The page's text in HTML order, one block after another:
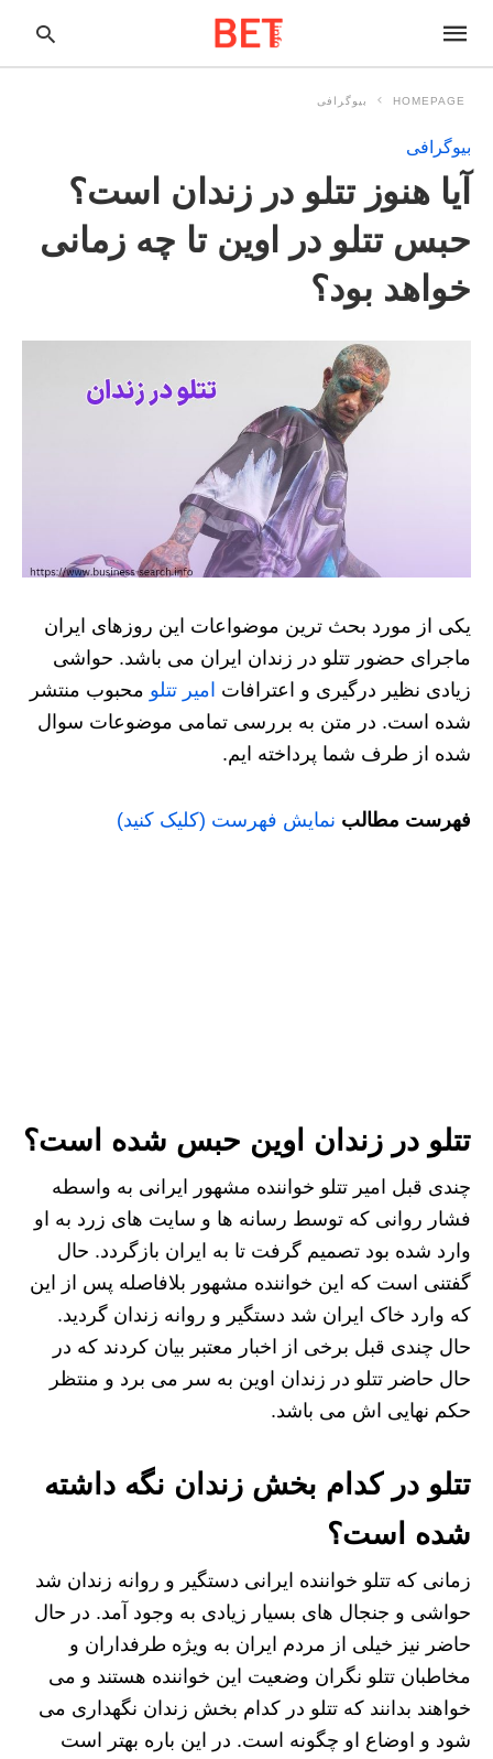
HOMEPAGE بیوگرافی
بیوگرافی
آیا هنوز تتلو در زندان است؟
حبس تتلو در اوین تا چه زمانی
خواهد بود؟
یکی از مورد بحث ترین موضواعات این روزهای ایران
ماجرای حضور تتلو در زندان ایران می باشد. حواشی
زیادی نظیر درگیری و اعترافات امیر تتلو محبوب منتشر
شده است. در متن به بررسی تمامی موضوعات سوال
شده از طرف شما پرداخته ایم.
فهرست مطالب نمایش فهرست (کلیک کنید)
تتلو در زندان اوین حبس شده است؟
چندی قبل امیر تتلو خواننده مشهور ایرانی به واسطه
فشار روانی که توسط رسانه‌ ها و سایت‌ های زرد به او
وارد شده بود تصمیم گرفت تا به ایران بازگردد. حال
گفتنی است که این خواننده مشهور بلافاصله پس از این
که وارد خاک ایران شد دستگیر و روانه زندان گردید.
حال چندی قبل برخی از اخبار معتبر بیان کردند که در
حال حاضر تتلو در زندان اوین به سر می‌ برد و منتظر
حکم نهایی اش می‌ باشد.
تتلو در کدام بخش زندان نگه داشته
شده است؟
زمانی که تتلو خواننده ایرانی دستگیر و روانه زندان شد
حواشی و جنجال‌ های بسیار زیادی به وجود آمد. در حال
حاضر نیز خیلی از مردم ایران به ویژه طرفداران و
مخاطبان تتلو نگران وضعیت این خواننده هستند و می
خواهند بدانند که تتلو در کدام بخش زندان نگهداری می‌
شود و اوضاع او چگونه است. در این باره بهتر است